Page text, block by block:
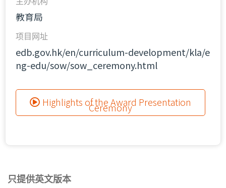
教育局
项目网址
edb.gov.hk/en/curriculum-development/kla/e
ng-edu/sow/sow_ceremony.html
Highlights of the Award Presentation
Ceremony
只提供英文版本